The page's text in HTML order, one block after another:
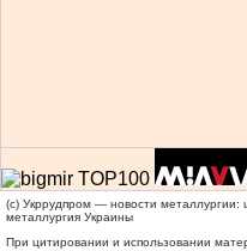
(c) Укррудпром — новости металлургии:
металлургия Украины
При цитировании и использовании